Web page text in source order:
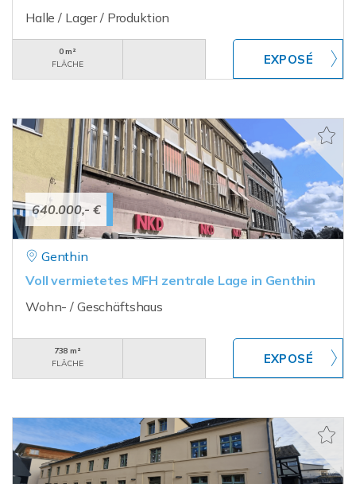
Halle / Lager / Produktion
0 m²
FLÄCHE
640.000,- €
Genthin
Voll vermietetes MFH zentrale Lage in Genthin
Wohn- / Geschäftshaus
738 m²
FLÄCHE